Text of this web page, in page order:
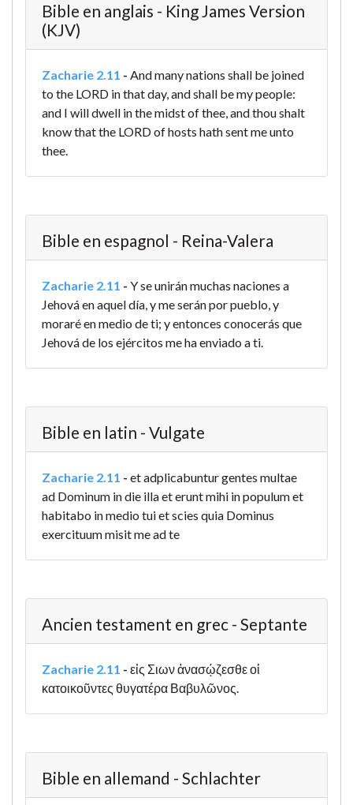
Bible en anglais - King James Version
(KJV)
Zacharie 2.11 - And many nations shall be joined
to the LORD in that day, and shall be my people:
and I will dwell in the midst of thee, and thou shalt
know that the LORD of hosts hath sent me unto
thee.
Bible en espagnol - Reina-Valera
Zacharie 2.11 - Y se unirán muchas naciones a
Jehová en aquel día, y me serán por pueblo, y
moraré en medio de ti; y entonces conocerás que
Jehová de los ejércitos me ha enviado a ti.
Bible en latin - Vulgate
Zacharie 2.11 - et adplicabuntur gentes multae
ad Dominum in die illa et erunt mihi in populum et
habitabo in medio tui et scies quia Dominus
exercituum misit me ad te
Ancien testament en grec - Septante
Zacharie 2.11 - εἰς Σιων ἀνασῴζεσθε οἱ
κατοικοῦντες θυγατέρα Βαβυλῶνος.
Bible en allemand - Schlachter